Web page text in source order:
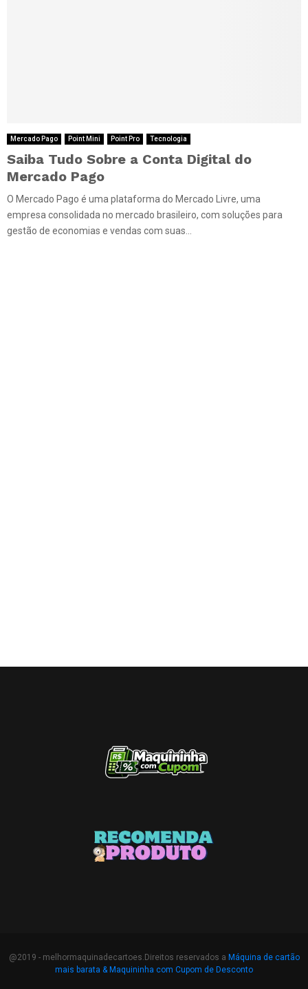
Mercado Pago Point Mini Point Pro Tecnologia
Saiba Tudo Sobre a Conta Digital do
Mercado Pago
O Mercado Pago é uma plataforma do Mercado Livre, uma
empresa consolidada no mercado brasileiro, com soluções para
gestão de economias e vendas com suas...
@2019 - melhormaquinadecartoes.Direitos reservados a Máquina de cartão
mais barata & Maquininha com Cupom de Desconto